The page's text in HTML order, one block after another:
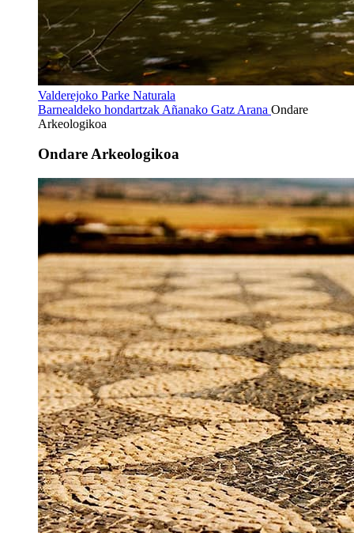
Valderejoko Parke Naturala
Barnealdeko hondartzak Añanako Gatz Arana Ondare
Arkeologikoa
Ondare Arkeologikoa